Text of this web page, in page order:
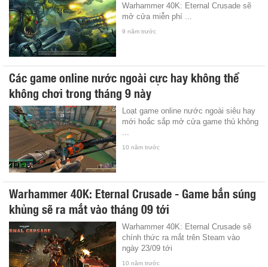
Warhammer 40K: Eternal Crusade sẽ
mở cửa miễn phí ...
9 năm trước
Các game online nước ngoài cực hay không thể
không chơi trong tháng 9 này
Loạt game online nước ngoài siêu hay
mới hoắc sắp mở cửa game thủ không
10 năm trước
Warhammer 40K: Eternal Crusade - Game bắn súng
khủng sẽ ra mắt vào tháng 09 tới
Warhammer 40K: Eternal Crusade sẽ
chính thức ra mắt trên Steam vào
ngày 23/09 tới
10 năm trước